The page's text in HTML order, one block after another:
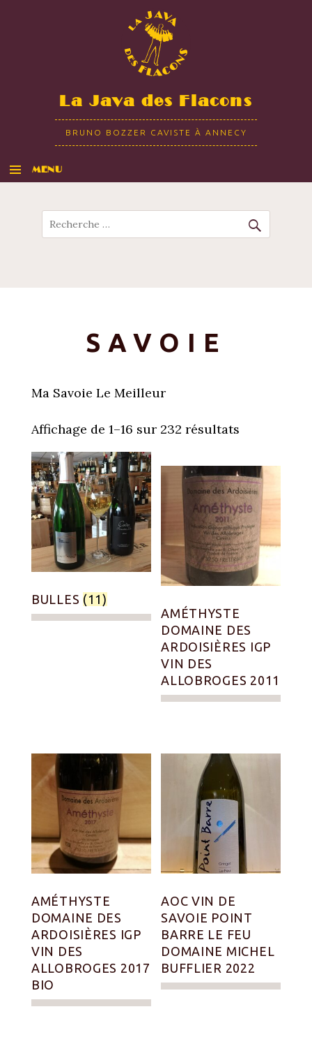
La Java des Flacons
BRUNO BOZZER CAVISTE À ANNECY
MENU
Recherche
SAVOIE
Ma Savoie Le Meilleur
Affichage de 1–16 sur 232 résultats
BULLES (11)
AMÉTHYSTE
DOMAINE DES
ARDOISIÈRES IGP
VIN DES
ALLOBROGES 2011
AMÉTHYSTE
DOMAINE DES
ARDOISIÈRES IGP
VIN DES
ALLOBROGES 2017
BIO
AOC VIN DE
SAVOIE POINT
BARRE LE FEU
DOMAINE MICHEL
BUFFLIER 2022